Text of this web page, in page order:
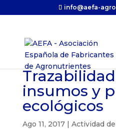
info@aefa-
insumos y
ecológicos
Ago 11, 2017| Actividad